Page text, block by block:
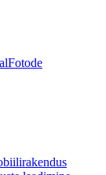
Fotode